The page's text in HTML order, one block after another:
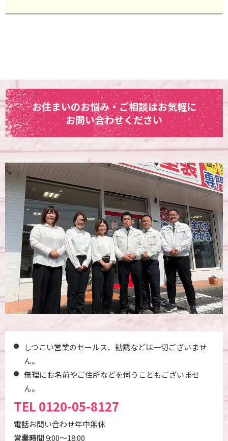
お住まいのお悩み・ご相談はお気軽に
お問い合わせください
しつこい営業のセールス、勧誘などは一切ございませ
ん。
無理にお名前やご住所などを伺うこともございませ
ん。
TEL 0120-05-8127
電話お問い合わせ年中無休
営業時間9:00～18:00